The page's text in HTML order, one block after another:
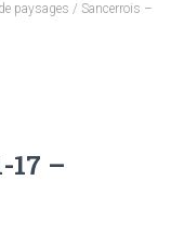
paysages / Sancerrois –
17 –